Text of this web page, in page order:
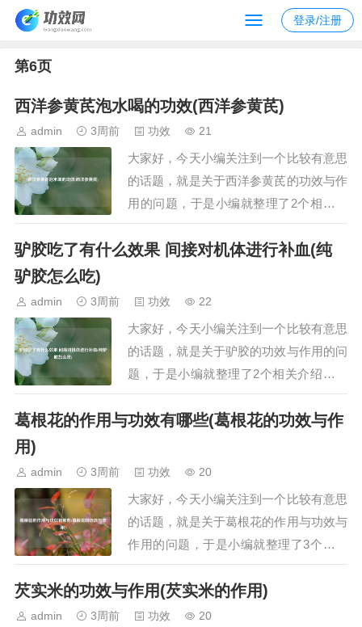
登录/注册
第6页
西洋参黄芪泡水喝的功效(西洋参黄芪)
admin 3周前 功效 21
大家好，今天小编关注到一个比较有意思
的话题，就是关于西洋参黄芪的功效与作
用的问题，于是小编就整理了2个相关介
绍西洋参黄芪的功效与作用的解答，让我
们一起看看吧。文章目录：西洋参黄芪泡
水喝的功效西洋参黄芪泡水喝的功效、禁
养阴：…
驴胶吃了有什么效果 间接对机体进行补血(纯
驴胶怎么吃)
admin 3周前 功效 22
大家好，今天小编关注到一个比较有意思
的话题，就是关于驴胶的功效与作用的问
题，于是小编就整理了2个相关介绍驴胶
的功效与作用的解答，让我们一起看看
吧。文章目录：驴胶吃了有什么效果 间
吃了有什么效果 间接对机体进行补血驴
补血驴胶富…
葛根花的作用与功效有哪些(葛根花的功效与作
用)
admin 3周前 功效 20
大家好，今天小编关注到一个比较有意思
的话题，就是关于葛根花的作用与功效与
作用的问题，于是小编就整理了3个相关
介绍葛根花的作用与功效与作用的解答，
让我们一起看看吧。文章目录：葛根花的
作用与功效有哪些葛根花的功效与作用葛
芡实米的功效与作用(芡实米的作用)
admin 3周前 功效 20